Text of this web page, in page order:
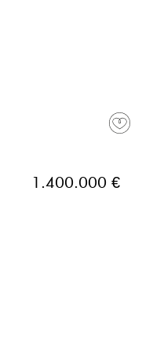
1.400.000 €